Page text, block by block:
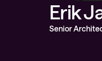
Erik
Senior